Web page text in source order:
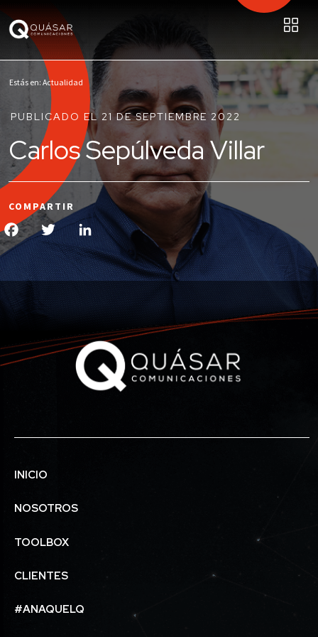
Estás en: Actualidad
PUBLICADO EL 21 DE SEPTIEMBRE 2022
Carlos Sepúlveda Villar
COMPARTIR
Facebook
TwitterLinkedIn
INICIO
NOSOTROS
TOOLBOX
CLIENTES
#ANAQUELQ